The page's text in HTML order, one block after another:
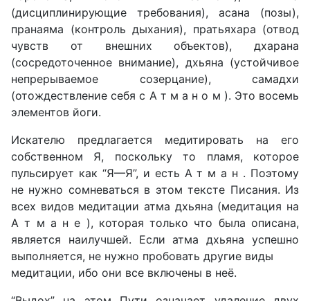
(дисциплинирующие требования), асана (позы),
пранаяма (контроль дыхания), пратьяхара (отвод
чувств от внешних объектов), дхарана
(сосредоточенное внимание), дхьяна (устойчивое
непрерываемое созерцание), самадхи
(отождествление себя с А т м а н о м ). Это восемь
элементов йоги.
Искателю предлагается медитировать на его
собственном Я, поскольку то пламя, которое
пульсирует как “Я—Я”, и есть А т м а н . Поэтому
не нужно сомневаться в этом тексте Писания. Из
всех видов медитации атма дхьяна (медитация на
А т м а н е ), которая только что была описана,
является наилучшей. Если атма дхьяна успешно
выполняется, не нужно пробовать другие виды
медитации, ибо они все включены в неё.